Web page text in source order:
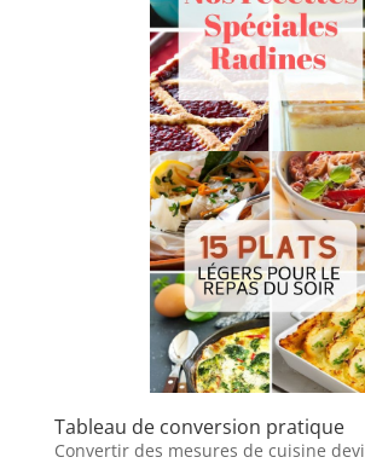
Tableau de conversion pratique
Convertir des mesures de cuisine